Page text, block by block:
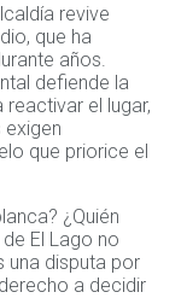
revive
que ha
años.
defiende la
el lugar,
que priorice el
¿Quién
El Lago no
una disputa por
a decidir